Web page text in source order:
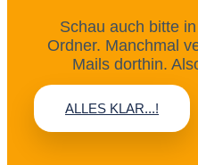
Schau auch bitte
Ordner. Manchmal
Mails dorthin.
ALLES KLAR...!